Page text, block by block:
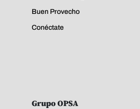
Buen Provecho
Conéctate
Grupo OPSA